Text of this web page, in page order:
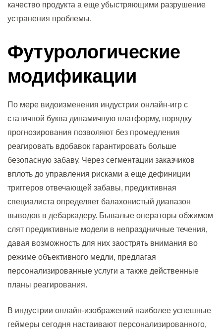
качество продукта а еще убыстряющими разрушение
устранения проблемы.
Футурологические
модификации
По мере видоизменения индустрии онлайн-игр с
статичной буква динамичную платформу, порядку
прогнозирования позволяют без промедления
реагировать вдобавок гарантировать больше
безопасную забаву. Через сегментации заказчиков
вплоть до управления рисками а еще дефиниции
триггеров отвечающей забавы, предиктивная
специалиста определяет балахонистый диапазон
выводов в дебаркадеру. Бывалые операторы обжимом
слят предиктивные модели в непраздничные течения,
давая возможность для них заострять внимания во
режиме объективного медли, предлагая
персонализированные услуги а также действенные
планы реагирования.
В индустрии онлайн-изображений наиболее успешные
геймеры сегодня настаивают персонализированного,